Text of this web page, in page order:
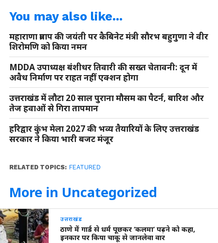
You may also like...
महाराणा प्रताप की जयंती पर कैबिनेट मंत्री सौरभ बहुगुणा ने वीर
शिरोमणि को किया नमन
MDDA उपाध्यक्ष बंशीधर तिवारी की सख्त चेतावनी: दून में
अवैध निर्माण पर राहत नहीं एक्शन होगा
उत्तराखंड में लौटा 20 साल पुराना मौसम का पैटर्न, बारिश और
तेज हवाओं से गिरा तापमान
हरिद्वार कुंभ मेला 2027 की भव्य तैयारियों के लिए उत्तराखंड
सरकार ने किया भारी बजट मंजूर
RELATED TOPICS: FEATURED
More in Uncategorized
उत्तराखंड
ठाणे में गार्ड से धर्म पूछकर ‘कलमा’ पढ़ने को कहा,
इनकार पर किया चाकू से जानलेवा वार